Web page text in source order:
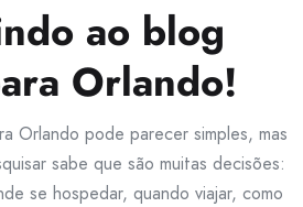
ao blog
Orlando!
Orlando pode parecer simples, mas
sabe que são muitas decisões:
se hospedar, quando viajar, como